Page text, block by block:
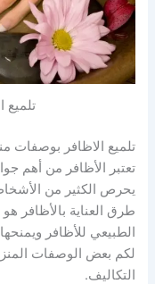
تلميع
تلميع الاظافر بوصفات
تعتبر الأظافر من أهم
يحرص الكثير من
طرق العناية بالأظافر
الطبيعي للأظافر
لكم بعض الوصفات
التكاليف.